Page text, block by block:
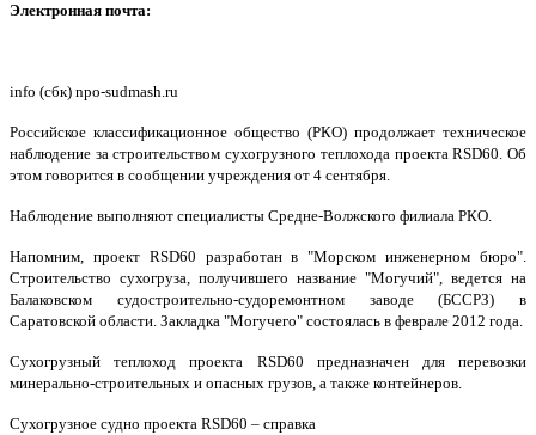
Электронная почта:
info (сбк) npo-sudmash.ru
Российское классификационное общество (РКО) продолжает техническое
наблюдение за строительством сухогрузного теплохода проекта RSD60. Об
этом говорится в сообщении учреждения от 4 сентября.
Наблюдение выполняют специалисты Средне-Волжского филиала РКО.
Напомним, проект RSD60 разработан в "Морском инженерном бюро".
Строительство сухогруза, получившего название "Могучий", ведется на
Балаковском судостроительно-судоремонтном заводе (БССРЗ) в
Саратовской области. Закладка "Могучего" состоялась в феврале 2012 года.
Сухогрузный теплоход проекта RSD60 предназначен для перевозки
минерально-строительных и опасных грузов, а также контейнеров.
Сухогрузное судно проекта RSD60 – справка